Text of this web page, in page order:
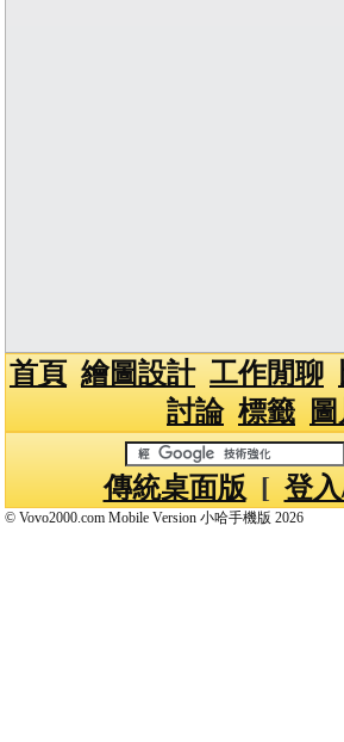
首頁 繪圖設計 工作閒聊
討論 標籤
傳統桌面版 [ 登
© Vovo2000.com Mobile Version 小哈手機版 2026